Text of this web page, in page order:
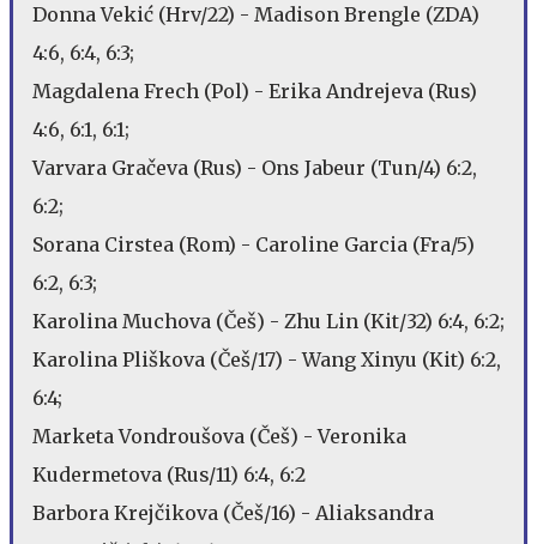
Donna Vekić (Hrv/22) - Madison Brengle (ZDA)
4:6, 6:4, 6:3;
Magdalena Frech (Pol) - Erika Andrejeva (Rus)
4:6, 6:1, 6:1;
Varvara Gračeva (Rus) - Ons Jabeur (Tun/4) 6:2,
6:2;
Sorana Cirstea (Rom) - Caroline Garcia (Fra/5)
6:2, 6:3;
Karolina Muchova (Češ) - Zhu Lin (Kit/32) 6:4, 6:2;
Karolina Pliškova (Češ/17) - Wang Xinyu (Kit) 6:2,
6:4;
Marketa Vondroušova (Češ) - Veronika
Kudermetova (Rus/11) 6:4, 6:2
Barbora Krejčikova (Češ/16) - Aliaksandra